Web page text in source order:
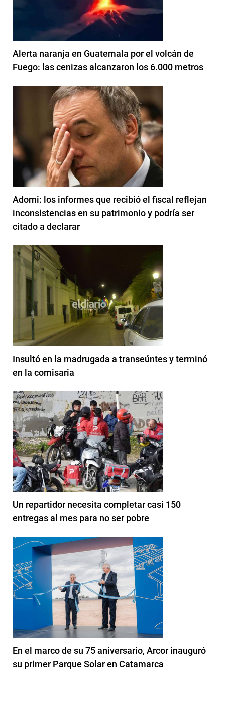
Alerta naranja en Guatemala por el volcán de
Fuego: las cenizas alcanzaron los 6.000 metros
Adorni: los informes que recibió el fiscal reflejan
inconsistencias en su patrimonio y podría ser
citado a declarar
Insultó en la madrugada a transeúntes y terminó
en la comisaria
Un repartidor necesita completar casi 150
entregas al mes para no ser pobre
En el marco de su 75 aniversario, Arcor inauguró
su primer Parque Solar en Catamarca